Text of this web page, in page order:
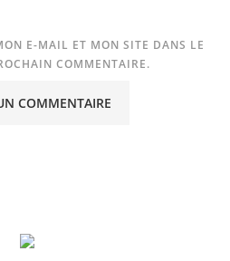
E-MAIL ET MON SITE DANS LE
COMMENTAIRE.